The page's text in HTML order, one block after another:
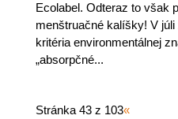
Ecolabel. Odteraz to však
menštruačné kalíšky! V
kritéria environmentálnej
„absorpčné...
Stránka 43 z 103«